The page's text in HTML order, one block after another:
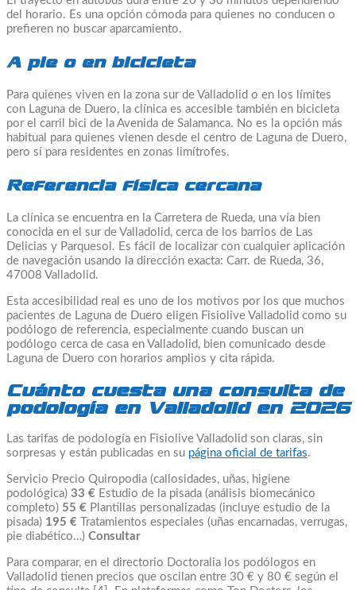
del horario. Es una opción cómoda para quienes no conducen o
prefieren no buscar aparcamiento.
A pie o en bicicleta
Para quienes viven en la zona sur de Valladolid o en los límites
con Laguna de Duero, la clínica es accesible también en bicicleta
por el carril bici de la Avenida de Salamanca. No es la opción más
habitual para quienes vienen desde el centro de Laguna de Duero,
pero sí para residentes en zonas limítrofes.
Referencia física cercana
La clínica se encuentra en la Carretera de Rueda, una vía bien
conocida en el sur de Valladolid, cerca de los barrios de Las
Delicias y Parquesol. Es fácil de localizar con cualquier aplicación
de navegación usando la dirección exacta: Carr. de Rueda, 36,
47008 Valladolid.
Esta accesibilidad real es uno de los motivos por los que muchos
pacientes de Laguna de Duero eligen Fisiolive Valladolid como su
podólogo de referencia, especialmente cuando buscan un
podólogo cerca de casa en Valladolid, bien comunicado desde
Laguna de Duero con horarios amplios y cita rápida.
Cuánto cuesta una consulta de
podología en Valladolid en 2026
Las tarifas de podología en Fisiolive Valladolid son claras, sin
sorpresas y están publicadas en su página oficial de tarifas.
Servicio Precio Quiropodia (callosidades, uñas, higiene
podológica) 33 € Estudio de la pisada (análisis biomecánico
completo) 55 € Plantillas personalizadas (incluye estudio de la
pisada) 195 € Tratamientos especiales (uñas encarnadas, verrugas,
pie diabético…) Consultar
Para comparar, en el directorio Doctoralia los podólogos en
Valladolid tienen precios que oscilan entre 30 € y 80 € según el